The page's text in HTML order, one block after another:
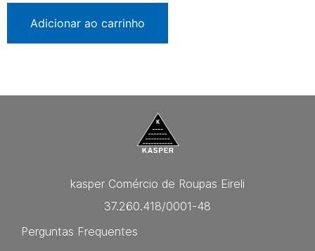
Adicionar ao carrinho
kasper Comércio de Roupas Eireli
37.260.418/0001-48
Perguntas Frequentes